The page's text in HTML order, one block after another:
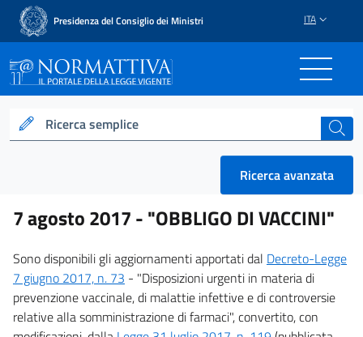
Presidenza del Consiglio dei Ministri ITA
Normattiva - Il portale
Ricerca semplice cerca
Ricerca avanzata
7 agosto 2017 -"OBBLIGO DI VACCINI"
Sono disponibili gli aggiornamenti apportati dal Decreto-Legge
7 giugno 2017, n. 73 - "Disposizioni urgenti in materia di
prevenzione vaccinale, di malattie infettive e di controversie
relative alla somministrazione di farmaci", convertito, con